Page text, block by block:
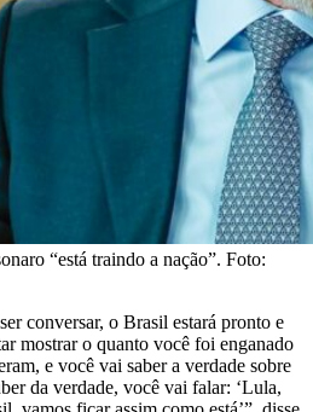
“está traindo a nação”. Foto:
conversar, o Brasil estará pronto e
mostrar o quanto você foi enganado
e você vai saber a verdade sobre
da verdade, você vai falar: ‘Lula,